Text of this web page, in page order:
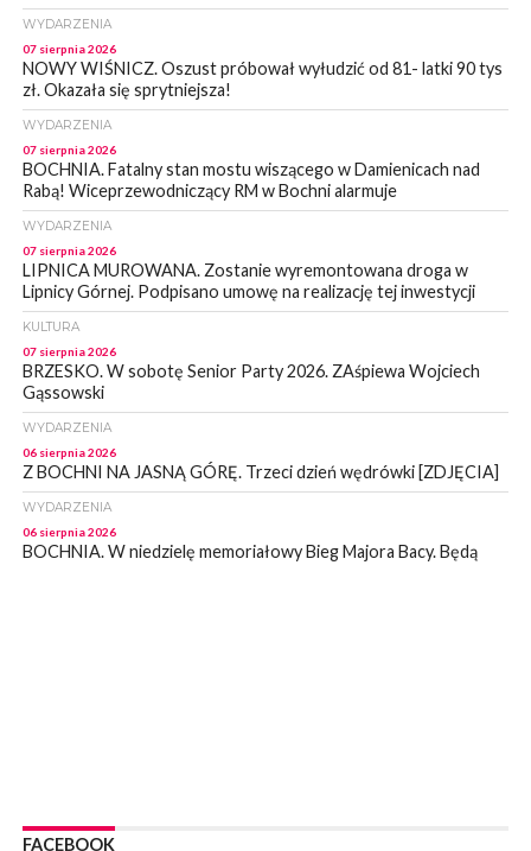
WYDARZENIA
07 sierpnia 2026
NOWY WIŚNICZ. Oszust próbował wyłudzić od 81- latki 90 tys
zł. Okazała się sprytniejsza!
WYDARZENIA
07 sierpnia 2026
BOCHNIA. Fatalny stan mostu wiszącego w Damienicach nad
Rabą! Wiceprzewodniczący RM w Bochni alarmuje
WYDARZENIA
07 sierpnia 2026
LIPNICA MUROWANA. Zostanie wyremontowana droga w
Lipnicy Górnej. Podpisano umowę na realizację tej inwestycji
KULTURA
07 sierpnia 2026
BRZESKO. W sobotę Senior Party 2026. ZAśpiewa Wojciech
Gąssowski
WYDARZENIA
06 sierpnia 2026
Z BOCHNI NA JASNĄ GÓRĘ. Trzeci dzień wędrówki [ZDJĘCIA]
WYDARZENIA
06 sierpnia 2026
BOCHNIA. W niedzielę memoriałowy Bieg Majora Bacy. Będą
06 sierpnia 2026
FACEBOOK